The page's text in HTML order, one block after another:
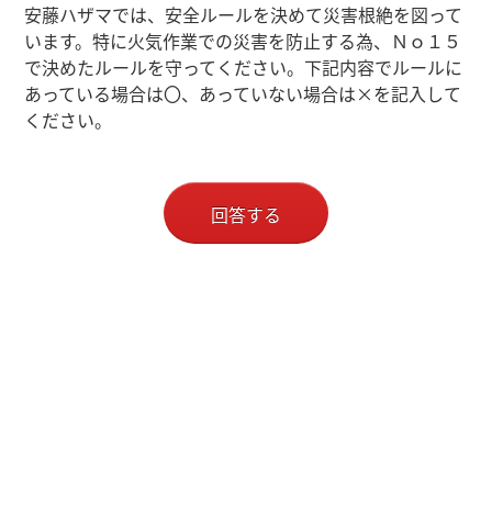
安藤ハザマでは、安全ルールを決めて災害根絶を図って
います。特に火気作業での災害を防止する為、Ｎｏ１５
で決めたルールを守ってください。下記内容でルールに
あっている場合は〇、あっていない場合は×を記入して
ください。
回答する